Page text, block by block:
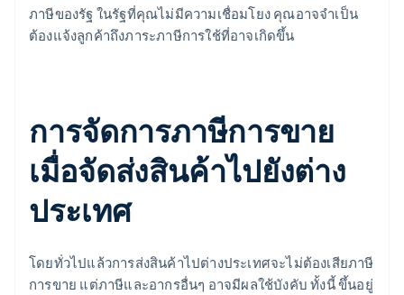
ภาษีของรัฐ ในรัฐที่คุณไม่มีความเชื่อมโยง คุณอาจจำเป็น
ต้องแจ้งลูกค้าถึงภาระภาษีการใช้ที่อาจเกิดขึ้น
การจัดการภาษีการขาย
เมื่อจัดส่งสินค้าไปยังต่าง
ประเทศ
โดยทั่วไปแล้วการส่งสินค้าไปต่างประเทศจะไม่ต้องเสียภาษี
การขาย แต่ภาษีและอากรอื่นๆ อาจมีผลใช้บังคับ ทั้งนี้ ขึ้นอยู่